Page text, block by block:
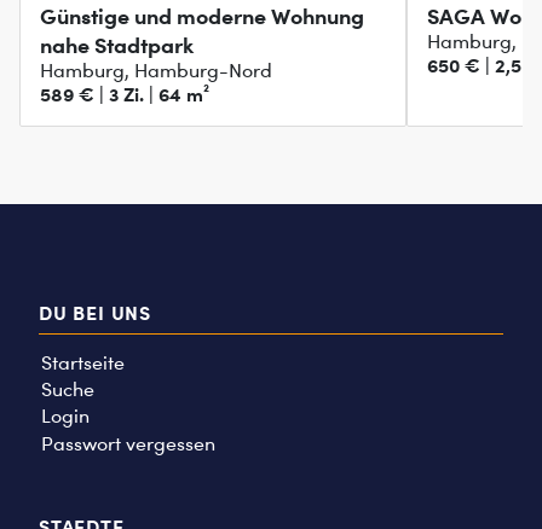
Günstige und moderne Wohnung
nahe Stadtpark
Hamburg, Hamburg-Nord
589 € | 3 Zi. | 64 m²
SAGA
Hamburg,
650 € | 2,5
DU BEI UNS
Startseite
Suche
Login
Passwort vergessen